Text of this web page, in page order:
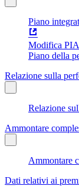
Piano
Modifica
Piano della
Relazione sulla
Relazione
Ammontare
Ammontare
Dati relativi ai